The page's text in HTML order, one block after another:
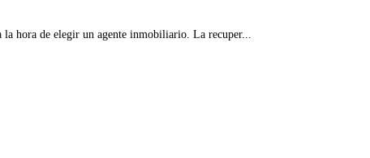
la hora de elegir un agente inmobiliario. La recuper...